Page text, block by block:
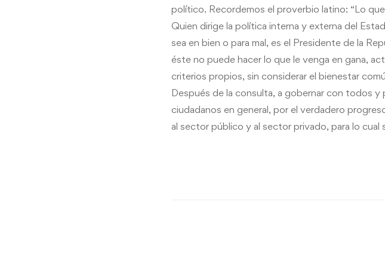
político. Recordemos el proverbio latino: “Lo
Quien dirige la política interna y externa del
sea en bien o para mal, es el Presidente de la
éste no puede hacer lo que le venga en gana,
criterios propios, sin considerar el bienestar
Después de la consulta, a gobernar con todos y
ciudadanos en general, por el verdadero
al sector público y al sector privado, para lo cual